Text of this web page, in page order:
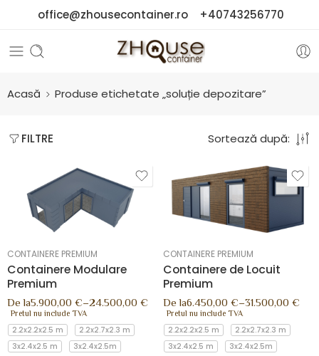
office@zhousecontainer.ro +40743256770
Acasă Produse etichetate „soluție depozitare”
FILTRE Sortează după:
CONTAINERE PREMIUM
Containere Modulare
Premium
De la5.900,00 €–24.500,00 €
Pretul nu include TVA
2.2x2.2x2.5 m
2.2x2.7x2.3 m
3x2.4x2.5 m
3x2.4x2.5m
CONTAINERE PREMIUM
Containere de Locuit
Premium
De la6.450,00 €–31.500,00 €
Pretul nu include TVA
2.2x2.2x2.5 m
2.2x2.7x2.3 m
3x2.4x2.5 m
3x2.4x2.5m